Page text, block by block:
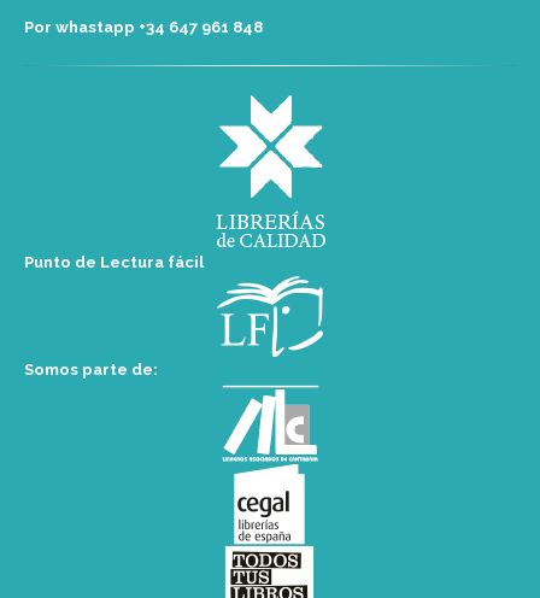
Por whastapp +34 ‭647 961 848‬
Punto de Lectura fácil
Somos parte de: